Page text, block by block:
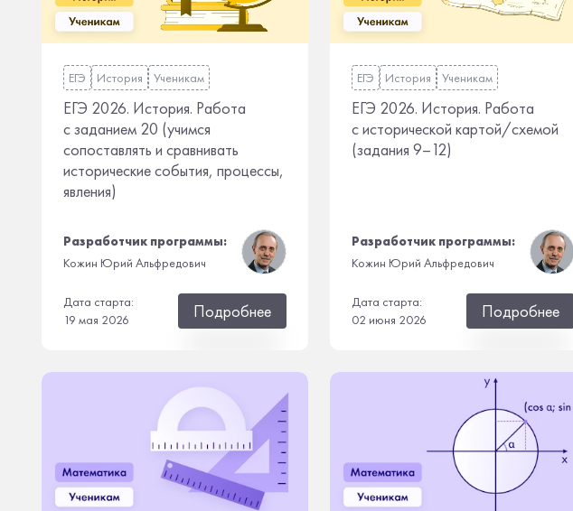
ЕГЭ История Ученикам
ЕГЭ 2026. История. Работа
с заданием 20 (учимся
сопоставлять и сравнивать
исторические события, процессы,
явления)
Разработчик программы:
Кожин Юрий Альфредович
Дата старта:
19 мая 2026
Подробнее
ЕГЭ История Ученикам
ЕГЭ 2026. История. Работа
с исторической картой/схемой
(задания 9–12)
Разработчик программы:
Кожин Юрий Альфредович
Дата старта:
02 июня 2026
Подробнее